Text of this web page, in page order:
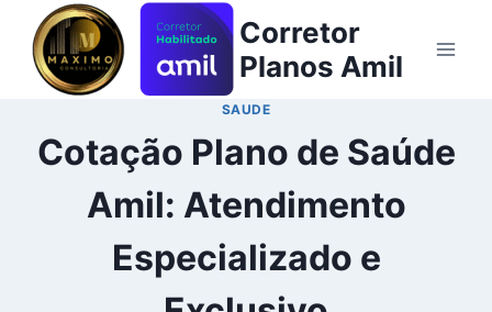
Corretor
Planos Amil
SAUDE
Cotação Plano de Saúde
Amil: Atendimento
Especializado e